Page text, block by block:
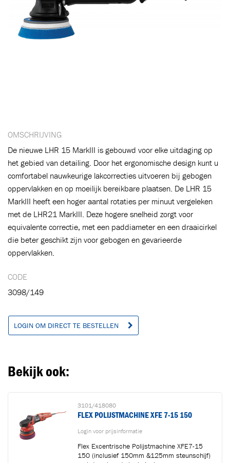
OMSCHRIJVING
De nieuwe LHR 15 MarkIII is gebouwd voor elke uitdaging op
het gebied van detailing. Door het ergonomische design kunt u
comfortabel nauwkeurige lakcorrecties uitvoeren bij gebogen
oppervlakken en op moeilijk bereikbare plaatsen. De LHR 15
MarkIII heeft een hoger aantal rotaties per minuut vergeleken
met de LHR21 MarkIII. Deze hogere snelheid zorgt voor
equivalente correctie, met een paddiameter en een draaicirkel
die beter geschikt zijn voor gebogen en gevarieerde
oppervlakken.
CODE
3098/149
LOGIN OM DIRECT TE BESTELLEN
Bekijk ook:
3101/418080
FLEX POLIJSTMACHINE XFE 7-15 150
Login voor prijsinformatie
Flex Excentrische Polijstmachine XFE7-15
150 (inclusief 150mm &125mm steunschijf)
Toegevoegd aan winkelwagen
VERDER WINKELEN Ga naar winkelwagen